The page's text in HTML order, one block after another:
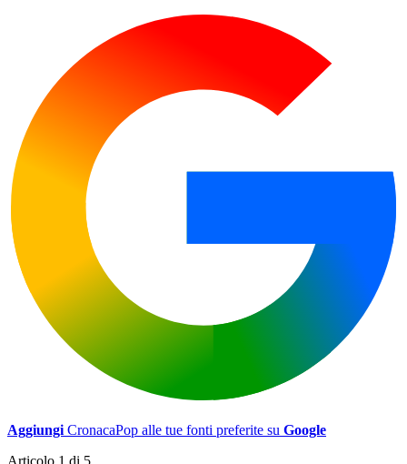
Aggiungi CronacaPop alle tue fonti preferite su Google